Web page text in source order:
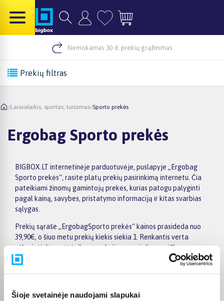
Šioje svetainėje naudojami slapukai
Nemokamas 30 d. prekių grąžinimas
Prekių filtras
/Laisvalaikis, sportas, turizmas/Sporto prekės
Ergobag Sporto prekės
BIGBOX.LT internetinėje parduotuvėje, puslapyje „Ergobag
Sporto prekės“, rasite platų prekių pasirinkimą internetu. Čia
pateikiami žinomų gamintojų prekės, kurias patogu palyginti
pagal kainą, savybes, pristatymo informaciją ir kitas svarbias
sąlygas.
Prekių sąraše „ErgobagSporto prekės“ kainos prasideda nuo
39,90€, o šiuo metu prekių kiekis siekia 1. Renkantis verta
atkreipti dėmesį į taikomas akcijas, specialius pasiūlymus,
techninius parametrus bei papildomas pirkimo sąlygas, kad
būtų lengviau išsirinkti geriausiai jūsų poreikius atitinkantį
Papildomi pasirinkimai ir prekių savybių filtrai padeda patogiai